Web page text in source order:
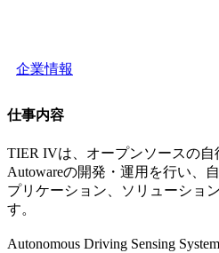
企業情報
仕事内容
TIER IVは、オープンソースの
Autowareの開発・運用を行い、
プリケーション、ソリューショ
す。
Autonomous Driving Sensing